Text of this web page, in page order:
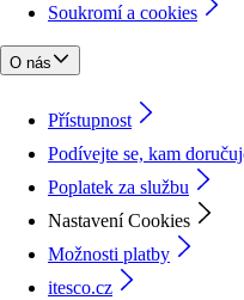
Soukromí a cookies
O nás
Přístupnost
Podívejte se, kam
Poplatek za službu
Nastavení Cookies
Možnosti platby
itesco.cz